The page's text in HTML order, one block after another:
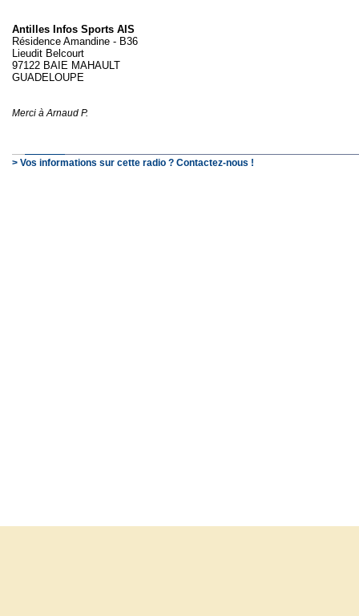
Antilles Infos Sports AIS
Résidence Amandine - B36
Lieudit Belcourt
97122 BAIE MAHAULT
GUADELOUPE
Merci à Arnaud P.
> Vos informations sur cette radio ? Contactez-nous !